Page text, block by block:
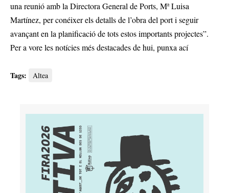
una reunió amb la Directora General de Ports, Mª Luisa
Martínez, per conéixer els detalls de l’obra del port i seguir
avançant en la planificació de tots estos importants projectes”.
Per a vore les notícies més destacades de hui, punxa ací
Tags: Altea